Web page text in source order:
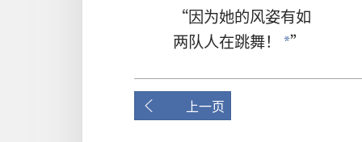
“因为她的风姿有如
两队人在跳舞！
*”
上一页